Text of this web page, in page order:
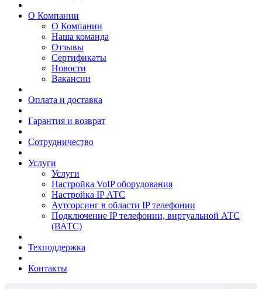
О Компании
О Компании
Наша команда
Отзывы
Сертификаты
Новости
Вакансии
Оплата и доставка
Гарантия и возврат
Сотрудничество
Услуги
Услуги
Настройка VoIP оборудования
Настройка IP АТС
Аутсорсинг в области IP телефонии
Подключение IP телефонии, виртуальной АТС
(ВАТС)
Техподдержка
Контакты